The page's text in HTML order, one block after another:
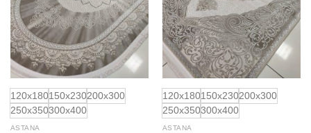
120x180150x230200x300
250x350300x400
ASTANA
120x180150x230200x300
250x350300x400
ASTANA